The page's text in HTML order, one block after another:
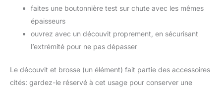
faites une boutonnière test sur chute avec les mêmes
épaisseurs
ouvrez avec un découvit proprement, en sécurisant
l’extrémité pour ne pas dépasser
Le découvit et brosse (un élément) fait partie des accessoires
cités: gardez-le réservé à cet usage pour conserver une